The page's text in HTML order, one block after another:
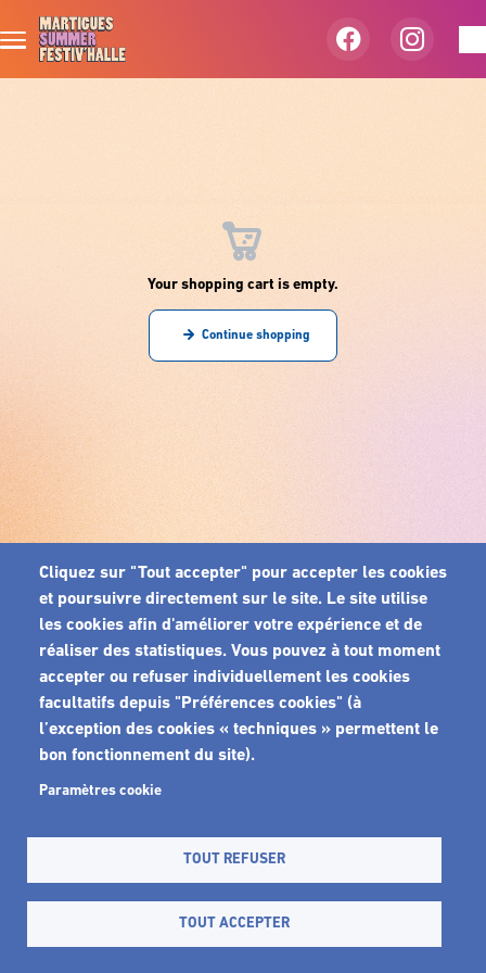
Skip to main content
Your shopping cart is empty.
Continue shopping
Cliquez sur "Tout accepter" pour accepter les cookies
et poursuivre directement sur le site. Le site utilise
les cookies afin d'améliorer votre expérience et de
réaliser des statistiques. Vous pouvez à tout moment
accepter ou refuser individuellement les cookies
facultatifs depuis "Préférences cookies" (à
l’exception des cookies « techniques » permettent le
bon fonctionnement du site).
Paramètres cookie
TOUT REFUSER
TOUT ACCEPTER